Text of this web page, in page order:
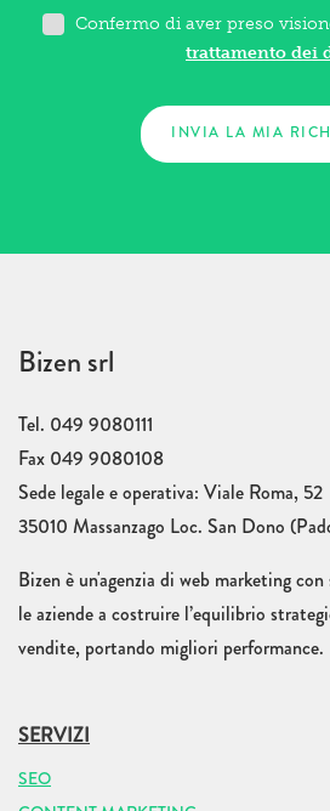
Confermo di aver preso
trattamento dei
Bizen srl
Tel. 049 9080111
Fax 049 9080108
Sede legale e operativa: Viale Roma, 52
35010 Massanzago Loc. San Dono
Bizen è un'agenzia di web marketing
le aziende a costruire l’equilibrio
vendite, portando migliori performance.
SERVIZI
SEO